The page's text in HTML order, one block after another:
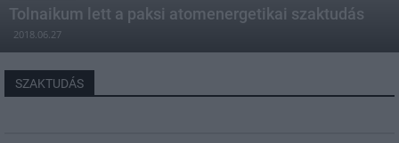
Tolnaikum lett a paksi atomenergetikai szaktudás
2018.06.27
SZAKTUDÁS